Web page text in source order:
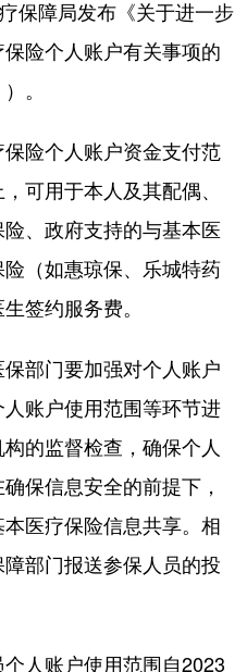
保障局发布《关于进一步
险个人账户有关事项的
。
险个人账户资金支付范
可用于本人及其配偶、
、政府支持的与基本医
（如惠琼保、乐城特药
签约服务费。
部门要加强对个人账户
账户使用范围等环节进
的监督检查，确保个人
保信息安全的前提下，
医疗保险信息共享。相
部门报送参保人员的投
人账户使用范围自2023